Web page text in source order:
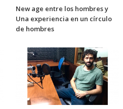
New age entre los hombres y
Una experiencia en un círculo
de hombres